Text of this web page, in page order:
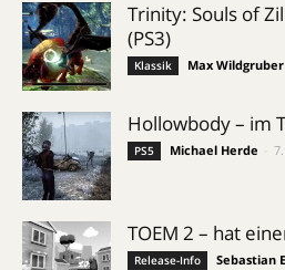
Trinity: Souls of
(PS3)
Klassik Max Wildgruber
Hollowbody – im
PS5 Michael Herde
TOEM 2 – hat
Release-Info Sebastian